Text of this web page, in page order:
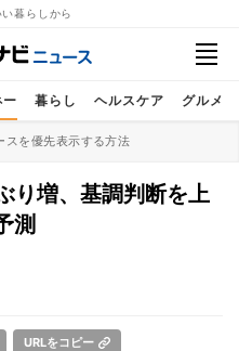
暮らしから
ー 暮らし ヘルスケア グルメ
を優先表示する方法
り増、基調判断を上
測
URLをコピー